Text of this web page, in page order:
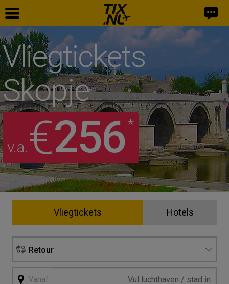
Vliegtickets
Skopje
v.a.€256*
Vliegtickets Hotels
Retour
Vanaf